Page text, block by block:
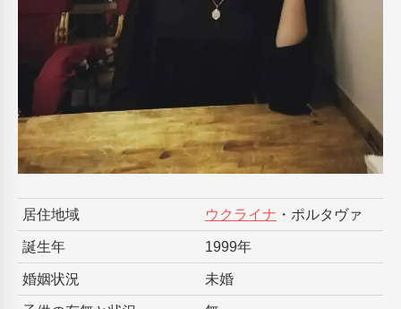
居住地域 ウクライナ ・ポルタヴァ
誕生年 1999年
婚姻状況 未婚